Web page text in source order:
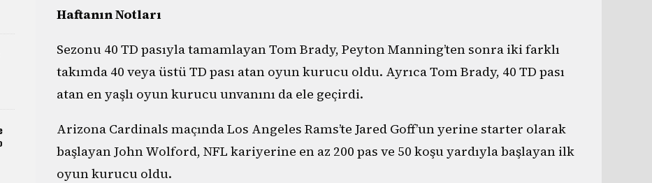
Haftanın Notları
Sezonu 40 TD pasıyla tamamlayan Tom Brady, Peyton Manning’ten sonra iki farklı
takımda 40 veya üstü TD pası atan oyun kurucu oldu. Ayrıca Tom Brady, 40 TD pası
atan en yaşlı oyun kurucu unvanını da ele geçirdi.
Arizona Cardinals maçında Los Angeles Rams’te Jared Goff’un yerine starter olarak
başlayan John Wolford, NFL kariyerine en az 200 pas ve 50 koşu yardıyla başlayan ilk
oyun kurucu oldu.